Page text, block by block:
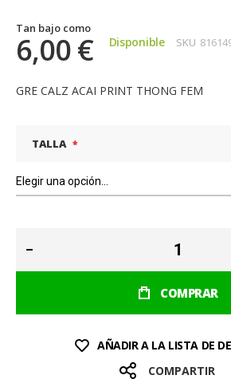
Tan bajo como
6,00 € Disponible SKU
GRE CALZ ACAI PRINT THONG FEM
TALLA
COMPRAR
AÑADIR A LA LISTA DE
COMPARTIR